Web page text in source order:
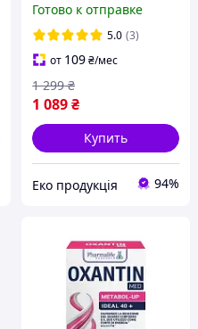
відкладення та
посилює ліполіз, 60
таб.
Готово к отправке
5.0 (3)
от 109₴/мес
1 089₴
1 299 ₴
Купить
Еко продукція 94%